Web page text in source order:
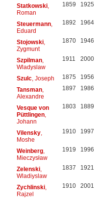
Statkowski,
Roman
1859 1925
Steuermann,
Eduard
1892 1964
Stojowski,
Zygmunt
1870 1946
Szpilman,
Wladyslaw
1911 2000
Szulc, Joseph 1875 1956
Tansman,
Alexandre
1897 1986
Vesque von
Püttlingen,
Johann
1803 1889
Vilensky,
Moshe
1910 1997
Weinberg,
Mieczysław
1919 1996
Zelenski,
Wladiyslaw
1837 1921
Zychlinski,
Rajzel
1910 2001